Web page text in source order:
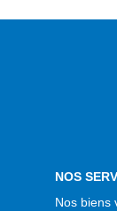
NOS
Nos biens